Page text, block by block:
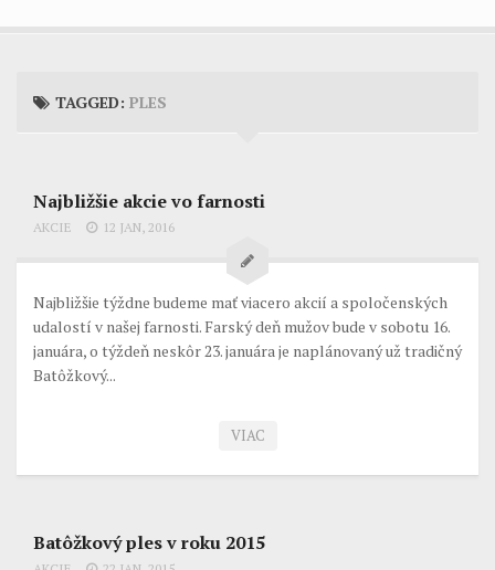
Prikázané sviatky
TAGGED: PLES
Najbližšie akcie vo farnosti
AKCIE 12 JAN, 2016
Najbližšie týždne budeme mať viacero akcií a spoločenských
udalostí v našej farnosti. Farský deň mužov bude v sobotu 16.
januára, o týždeň neskôr 23. januára je naplánovaný už tradičný
Batôžkový...
VIAC
Batôžkový ples v roku 2015